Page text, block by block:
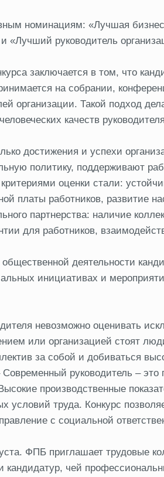
номинациям: «Лучшая
«Лучший руководитель
заключается в том, что
на собрании,
организации. Такой подход
качеств
достижения и успехи
политику, поддерживают
оценки стали:
платы работников, развитие
партнерства: наличие
для работников,
деятельности
инициативах и
невозможно оценивать
или организацией стоят
за собой и добиваться
руководитель – это
производственные
условий труда. Конкурс
с социальной
ФПБ приглашает трудовые
кандидатур, чей